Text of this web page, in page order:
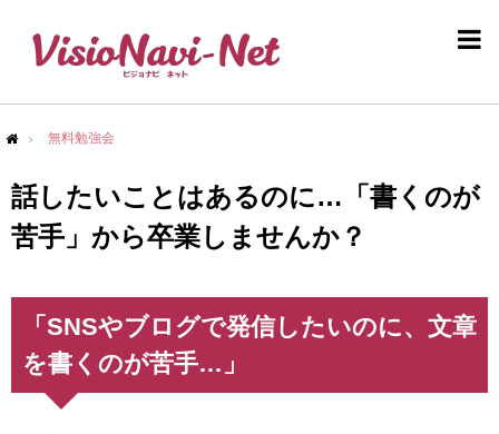
無料勉強会
話したいことはあるのに…「書くのが
苦手」から卒業しませんか？
「SNSやブログで発信したいのに、文章
を書くのが苦手…」